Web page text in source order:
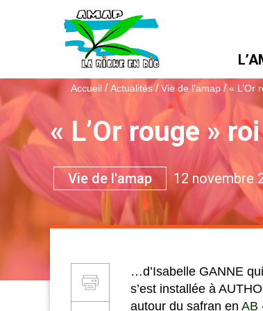
Accueil /Actualités /Vie de l'amap /« L’Or
« L’Or rouge »
Themes :
Vie de l'amap 12 novembre
…d’Isabelle GANNE
s’est installée à
autour du safran en AB
Partager et Imprimer
Imprimer